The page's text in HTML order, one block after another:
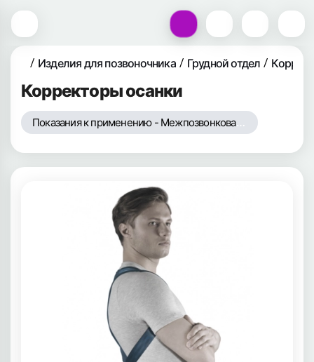
Изделия для позвоночника Грудной отдел
Корректоры осанки
Показания к применению - Межпозвонковая грыжа (протрузия)